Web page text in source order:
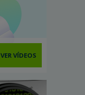
VER VÍDEOS